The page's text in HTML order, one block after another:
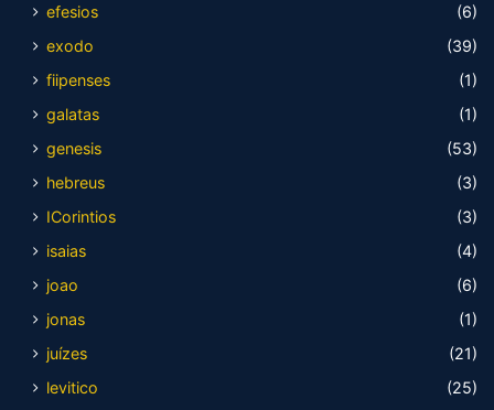
efesios
(6)
exodo
(39)
fiipenses
(1)
galatas
(1)
genesis
(53)
hebreus
(3)
ICorintios
(3)
isaias
(4)
joao
(6)
jonas
(1)
juízes
(21)
levitico
(25)